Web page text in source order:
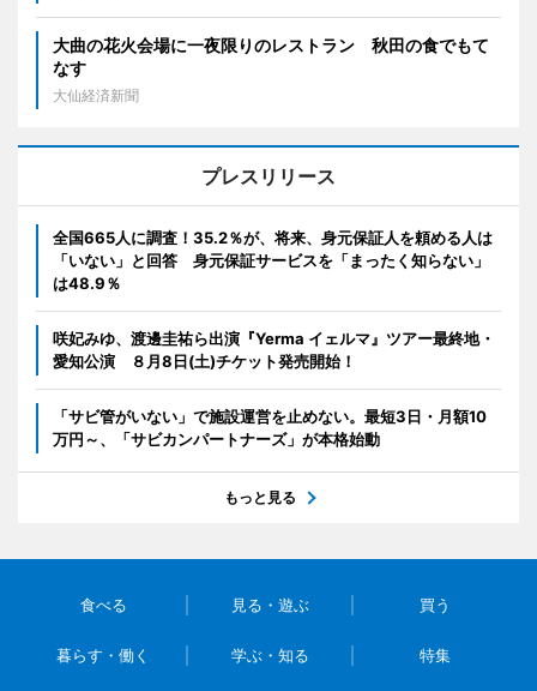
大曲の花火会場に一夜限りのレストラン 秋田の食でもて
なす
大仙経済新聞
プレスリリース
全国665人に調査！35.2％が、将来、身元保証人を頼める人は
「いない」と回答 身元保証サービスを「まったく知らない」
は48.9％
咲妃みゆ、渡邊圭祐ら出演『Yerma イェルマ』ツアー最終地・
愛知公演 ８月8日(土)チケット発売開始！
「サビ管がいない」で施設運営を止めない。最短3日・月額10
万円～、「サビカンパートナーズ」が本格始動
もっと見る
食べる 見る・遊ぶ 買う
暮らす・働く 学ぶ・知る 特集